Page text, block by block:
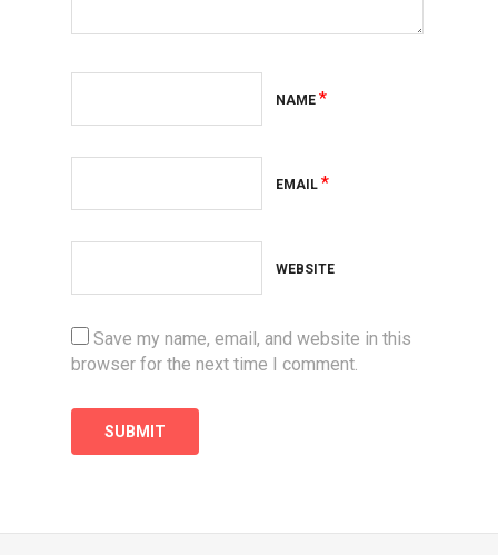
NAME *
EMAIL *
WEBSITE
Save my name, email, and website in this
browser for the next time I comment.